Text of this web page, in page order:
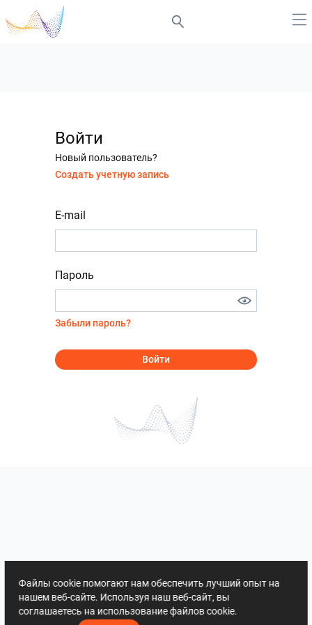
Войти
Новый пользователь?
Создать учетную запись
E-mail
Пароль
Забыли пароль?
Войти
Файлы cookie помогают нам обеспечить лучший опыт на
нашем веб-сайте. Используя наш веб-сайт, вы
соглашаетесь на использование файлов cookie.